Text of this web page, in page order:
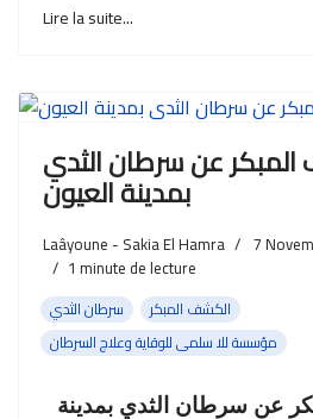
Lire la suite...
عن سرطان الثدي
بمدينة العيون
Laâyoune - Sakia El Hamra
7
1 minute de lecture
سرطان الثدي
الكشف المبكر
مؤسسة للا سلمى للوقاية وعلاج السرطان
عن سرطان الثدي بمدينة